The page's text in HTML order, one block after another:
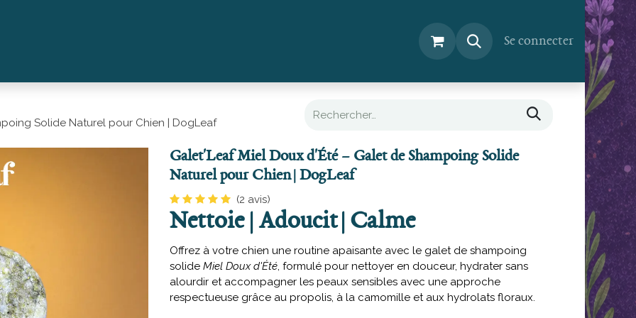
Se connecter
Solide Naturel pour Chien | DogLeaf
Galet'Leaf Miel Doux d'Été – Galet de Shampoing Solide
Naturel pour Chien | DogLeaf
(2 avis)
Nettoie | Adoucit | Calme
Offrez à votre chien une routine apaisante avec le galet de shampoing
solide Miel Doux d'Été, formulé pour nettoyer en douceur, hydrater sans
alourdir et accompagner les peaux sensibles avec une approche
respectueuse grâce au propolis, à la camomille et aux hydrolats floraux.